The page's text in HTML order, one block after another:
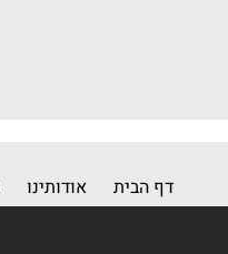
דף הבית אודותינו